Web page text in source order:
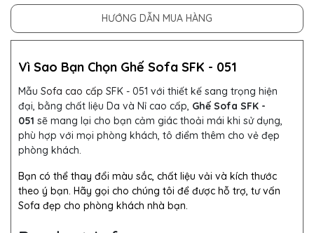
HƯỚNG DẪN MUA HÀNG
Vì Sao Bạn Chọn Ghế Sofa SFK - 051
Mẫu Sofa cao cấp SFK - 051 với thiết kế sang trọng hiện
đại, bằng chất liệu Da và Nỉ cao cấp, Ghế Sofa SFK -
051 sẽ mang lại cho bạn cảm giác thoải mái khi sử dụng,
phù hợp với mọi phòng khách, tô điểm thêm cho vẻ đẹp
phòng khách.
Bạn có thể thay đổi màu sắc, chất liệu vải và kích thước
theo ý bạn. Hãy gọi cho chúng tôi để được hỗ trợ, tư vấn
Sofa đẹp cho phòng khách nhà bạn.